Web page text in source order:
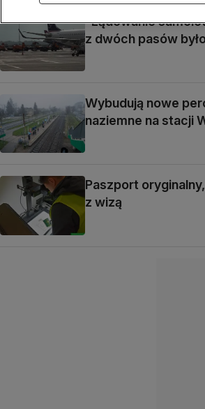
"Lądowanie
z dwóch pasów
Wybudują nowe
naziemne na stacji
Paszport
z wizą